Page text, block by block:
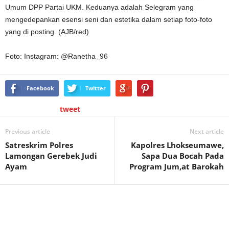
Umum DPP Partai UKM. Keduanya adalah Selegram yang
mengedepankan esensi seni dan estetika dalam setiap foto-foto
yang di posting. (AJB/red)
Foto: Instagram: @Ranetha_96
Facebook Twitter
tweet
Previous article
Satreskrim Polres
Lamongan Gerebek Judi
Ayam
Next article
Kapolres Lhokseumawe,
Sapa Dua Bocah Pada
Program Jum,at Barokah